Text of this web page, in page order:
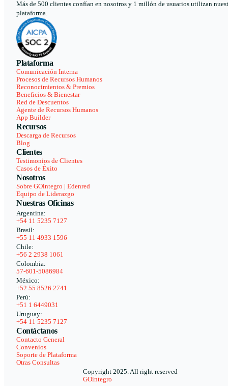
Más de 500 clientes confían en nosotros y 1 millón de usuarios utilizan
plataforma.
Plataforma
Comunicación Interna
Procesos de Recursos Humanos
Reconocimientos & Premios
Beneficios & Bienestar
Red de Descuentos
Agente de Recursos Humanos
App Builder
Recursos
Descarga de Recursos
Blog
Clientes
Testimonios de Clientes
Casos de Éxito
Nosotros
Sobre GOintegro | Edenred
Equipo de Liderazgo
Nuestras Oficinas
Argentina:
+54 11 5235 7127
Brasil:
+55 11 4933 1596
Chile:
+56 2 2938 1061
Colombia:
57-601-5086984
México:
+52 55 8526 2741
Perú:
+51 1 6449031
Uruguay:
+54 11 5235 7127
Contáctanos
Contacto General
Convenios
Soporte de Plataforma
Otras Consultas
Copyright 2025. All right reserved
GOintegro